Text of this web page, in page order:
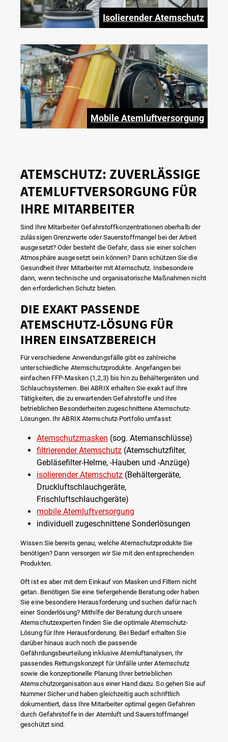
Isolierender Atemschutz
Mobile Atemluftversorgung
ATEMSCHUTZ: ZUVERLÄSSIGE
ATEMLUFTVERSORGUNG FÜR
IHRE MITARBEITER
Sind Ihre Mitarbeiter Gefahrstoffkonzentrationen oberhalb der
zulässigen Grenzwerte oder Sauerstoffmangel bei der Arbeit
ausgesetzt? Oder besteht die Gefahr, dass sie einer solchen
Atmosphäre ausgesetzt sein können? Dann schützen Sie die
Gesundheit Ihrer Mitarbeiter mit Atemschutz. Insbesondere
dann, wenn technische und organisatorische Maßnahmen nicht
den erforderlichen Schutz bieten.
DIE EXAKT PASSENDE
ATEMSCHUTZ-LÖSUNG FÜR
IHREN EINSATZBEREICH
Für verschiedene Anwendungsfälle gibt es zahlreiche
unterschiedliche Atemschutzprodukte. Angefangen bei
einfachen FFP-Masken (1,2,3) bis hin zu Behältergeräten und
Schlauchsystemen. Bei ABRIX erhalten Sie exakt auf Ihre
Tätigkeiten, die zu erwartenden Gefahrstoffe und Ihre
betrieblichen Besonderheiten zugeschnittene Atemschutz-
Lösungen. Ihr ABRIX Atemschutz-Portfolio umfasst:
Atemschutzmasken (sog. Atemanschlüsse)
filtrierender Atemschutz (Atemschutzfilter,
Gebläsefilter-Helme, -Hauben und -Anzüge)
isolierender Atemschutz (Behältergeräte,
Druckluftschlauchgeräte,
Frischluftschlauchgeräte)
mobile Atemluftversorgung
individuell zugeschnittene Sonderlösungen
Wissen Sie bereits genau, welche Atemschutzprodukte Sie
benötigen? Dann versorgen wir Sie mit den entsprechenden
Produkten.
Oft ist es aber mit dem Einkauf von Masken und Filtern nicht
getan. Benötigen Sie eine tiefergehende Beratung oder haben
Sie eine besondere Herausforderung und suchen dafür nach
einer Sonderlösung? Mithilfe der Beratung durch unsere
Atemschutzexperten finden Sie die optimale Atemschutz-
Lösung für Ihre Herausforderung. Bei Bedarf erhalten Sie
darüber hinaus auch noch die passende
Gefährdungsbeurteilung inklusive Atemluftanalysen, Ihr
passendes Rettungskonzept für Unfälle unter Atemschutz
sowie die konzeptionelle Planung Ihrer betrieblichen
Atemschutzorganisation aus einer Hand dazu. So gehen Sie auf
Nummer Sicher und haben gleichzeitig auch schriftlich
dokumentiert, dass Ihre Mitarbeiter optimal gegen Gefahren
durch Gefahrstoffe in der Atemluft und Sauerstoffmangel
geschützt sind.